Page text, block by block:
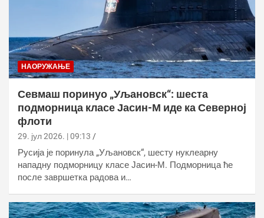
НАОРУЖАЊЕ
Севмаш поринуо „Уљановск“: шеста
подморница класе Јасин-М иде ка Северној
флоти
29. јул 2026. | 09:13
Русија је поринула „Уљановск“, шесту нуклеарну
нападну подморницу класе Јасин-М. Подморница ће
после завршетка радова и…